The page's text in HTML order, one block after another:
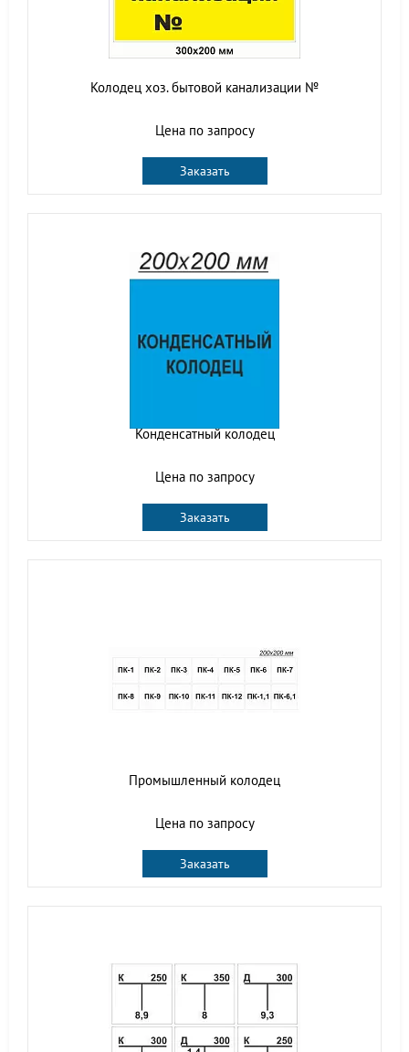
Колодец хоз. бытовой канализации №
Цена по запросу
Заказать
Конденсатный колодец
Цена по запросу
Заказать
Промышленный колодец
Цена по запросу
Заказать